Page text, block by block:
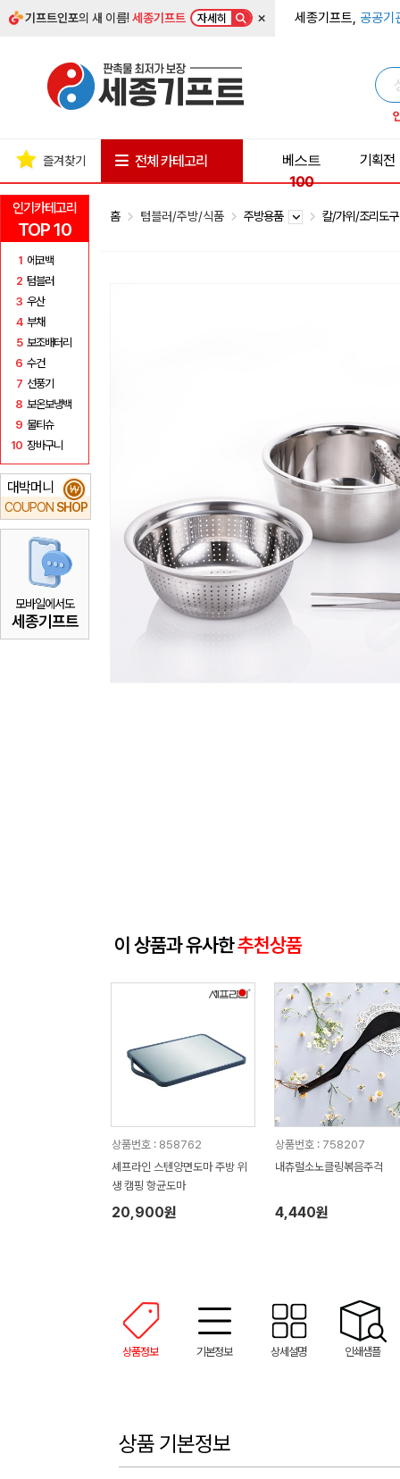
기프트인포의 새 이름!세종기프트 자세히 × 세종기프트, 공공기
인기카테고리
TOP 10
1 에코백
2 텀블러
3 우산
4 부채
5 보조배터리
6 수건
7 선풍기
8 보온보냉백
9 물티슈
10 장바구니
대박머니
COUPON SHOP
₩
모바일에서도
세종기프트
즐겨찾기 전체 카테고리
베스트
100
기획전
홈 텀블러/주방/식품 주방용품 칼/가위/조리도
이 상품과 유사한추천상품
상품번호 : 858762
셰프라인 스텐양면도마 주방 위
생 캠핑 항균도마
20,900원
상품번호 : 758207
내츄럴소노클링볶음주걱
4,440원
상품정보 기본정보 상세설명 인쇄샘플
상품 기본정보